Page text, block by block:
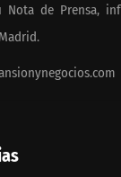
Nota de Prensa,